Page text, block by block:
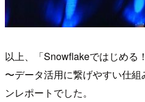
以上、「Snowflakeではじめる
〜データ活用に繋げやすい仕
ンレポートでした。